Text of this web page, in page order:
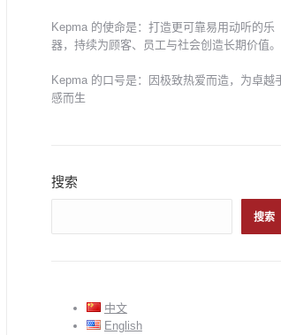
Kepma 的使命是：打造更可靠易用动听的乐
器，持续为顾客、员工与社会创造长期价值。
Kepma 的口号是：因极致热爱而造，为卓越
感而生
搜索
搜索
中文
English